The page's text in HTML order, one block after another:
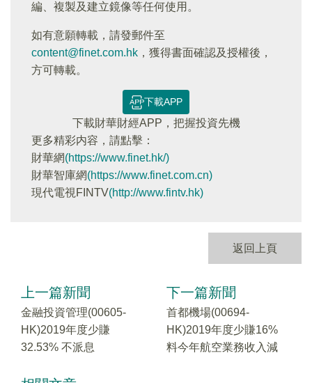
編、複製及建立鏡像等任何使用。
如有意願轉載，請發郵件至
content@finet.com.hk ，獲得書面確認及授權後，
方可轉載。
下載APP
下載財華財經APP，把握投資先機
更多精彩内容，請點擊：
財華網(https://www.finet.hk/)
財華智庫網(https://www.finet.com.cn)
現代電視FINTV(http://www.fintv.hk)
返回上頁
上一篇新聞
金融投資管理(00605-
HK)2019年度少賺
32.53% 不派息
下一篇新聞
首都機場(00694-
HK)2019年度少賺16%
料今年航空業務收入減